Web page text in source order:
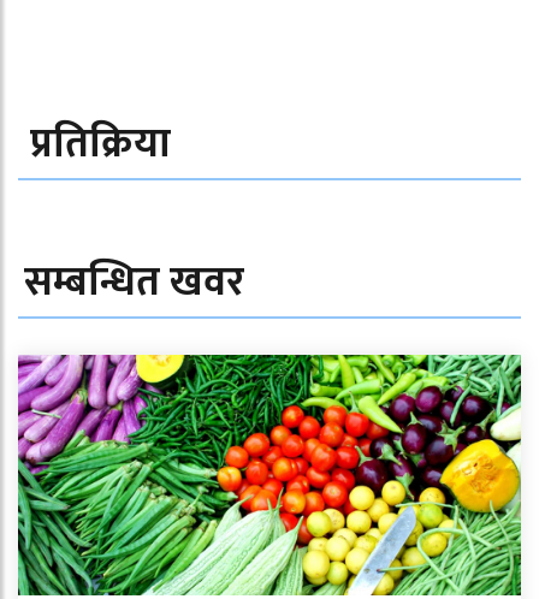
प्रतिक्रिया
सम्बन्धित खवर